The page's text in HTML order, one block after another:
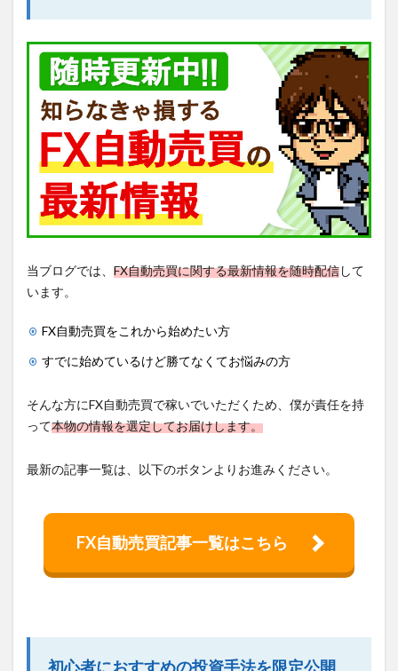
当ブログでは、 FX自動売買に関する最新情報を随時配信して
います。
FX自動売買をこれから始めたい方
すでに始めているけど勝てなくてお悩みの方
そんな方にFX自動売買で稼いでいただくため、僕が責任を持
って本物の情報を選定してお届けします。
最新の記事一覧は、以下のボタンよりお進みください。
FX自動売買記事一覧はこちら
初心者におすすめの投資手法を限定公開